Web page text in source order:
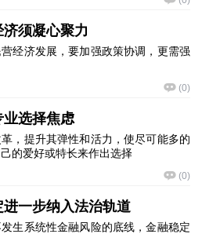
须凝心聚力
经济发展，要加强政策协调，更需强
(0)
业选择焦虑
，提升其弹性和活力，使尽可能多的
的爱好或特长来作出选择
(0)
一步纳入法治轨道
生系统性金融风险的底线，金融稳定